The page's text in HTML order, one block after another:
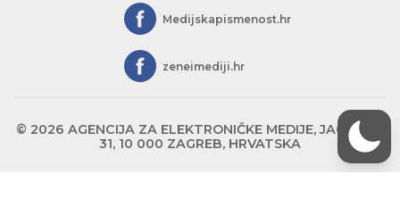
Medijskapismenost.hr
zeneimediji.hr
© 2026 AGENCIJA ZA ELEKTRONIČKE MEDIJE, JAGIĆEVA
31, 10 000 ZAGREB, HRVATSKA